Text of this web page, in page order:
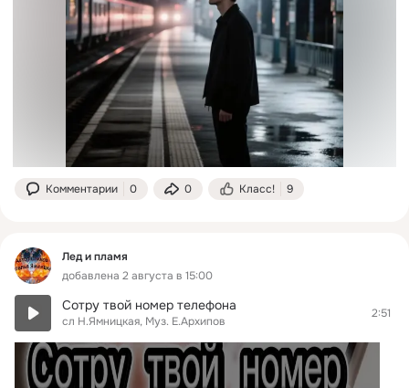
Комментарии 0 0 Класс! 9
Лед и пламя
добавлена 2 августа в 15:00
Сотру твой номер телефона
сл Н.Ямницкая, Муз. Е.Архипов
2:51